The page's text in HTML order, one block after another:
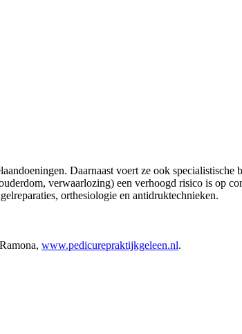
Daarnaast voert ze ook
verwaarlozing) een verhoogd risico is op
orthesiologie en antidruktechnieken.
www.pedicurepraktijkgeleen.nl.